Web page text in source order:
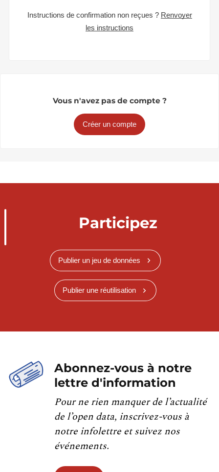
Instructions de confirmation non reçues ? Renvoyer
les instructions
Vous n'avez pas de compte ?
Créer un compte
Participez
Publier un jeu de données
Publier une réutilisation
Abonnez-vous à notre
lettre d'information
Pour ne rien manquer de l’actualité
de l’open data, inscrivez-vous à
notre infolettre et suivez nos
événements.